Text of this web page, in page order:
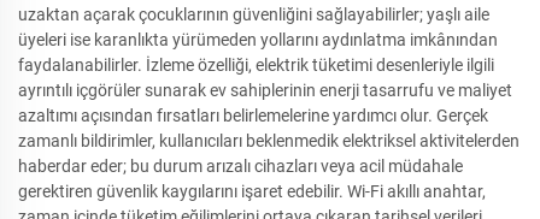
uzaktan açarak çocuklarının güvenliğini sağlayabilirler; yaşlı aile
üyeleri ise karanlıkta yürümeden yollarını aydınlatma imkânından
faydalanabilirler. İzleme özelliği, elektrik tüketimi desenleriyle ilgili
ayrıntılı içgörüler sunarak ev sahiplerinin enerji tasarrufu ve maliyet
azaltımı açısından fırsatları belirlemelerine yardımcı olur. Gerçek
zamanlı bildirimler, kullanıcıları beklenmedik elektriksel aktivitelerden
haberdar eder; bu durum arızalı cihazları veya acil müdahale
gerektiren güvenlik kaygılarını işaret edebilir. Wi-Fi akıllı anahtar,